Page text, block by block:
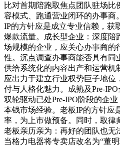
比对首期陪跑取焦点团队驻场
容模式、跑通营业闭环的办事商
IP的方针应是成立专业信赖，获
爆款流量。成长型企业：深度陪
场规模的企业，应关心办事商的
性。沉点调查办事商能否具有同
供给系统化的内容出产和运营机
应出力于建立行业权势巨子地
付与人格化魅力。成熟及Pre-
双轮驱动已处Pre-IPO阶段的企
本钱市场经验。老板IP的方针应
率，为上市做预备。同时，取律
老板亲历亲为：再好的团队也无
当格力电器将专卖店改名为“董